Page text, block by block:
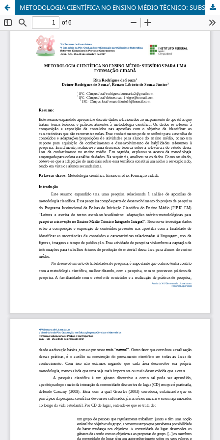
METODOLOGIA CIENTÍFICA NO ENSINO MÉDIO TÉCNICO: SUBSÍDIOS PARA UMA FORMAÇÃO CIDADÃ